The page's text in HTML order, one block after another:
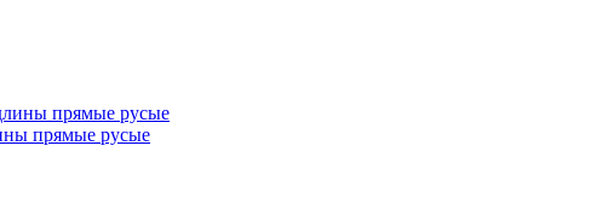
прямые русые